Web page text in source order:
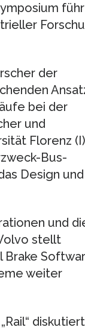
der
bei der
und
Florenz (I)
Bus-
Design und
und
stellt
Brake
weiter